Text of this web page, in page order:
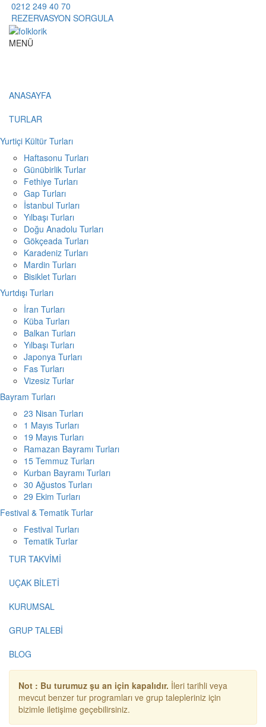
0212 249 40 70
REZERVASYON SORGULA
MENÜ
ANASAYFA
TURLAR
Yurtiçi Kültür Turları
Haftasonu Turları
Günübirlik Turlar
Fethiye Turları
Gap Turları
İstanbul Turları
Yılbaşı Turları
Doğu Anadolu Turları
Gökçeada Turları
Karadeniz Turları
Mardin Turları
Bisiklet Turları
Yurtdışı Turları
İran Turları
Küba Turları
Balkan Turları
Yılbaşı Turları
Japonya Turları
Fas Turları
Vizesiz Turlar
Bayram Turları
23 Nisan Turları
1 Mayıs Turları
19 Mayıs Turları
Ramazan Bayramı Turları
15 Temmuz Turları
Kurban Bayramı Turları
30 Ağustos Turları
29 Ekim Turları
Festival & Tematik Turlar
Festival Turları
Tematik Turlar
TUR TAKVİMİ
UÇAK BİLETİ
KURUMSAL
GRUP TALEBİ
BLOG
Not : Bu turumuz şu an için kapalıdır. İleri tarihli veya
mevcut benzer tur programları ve grup talepleriniz için
bizimle iletişime geçebilirsiniz.